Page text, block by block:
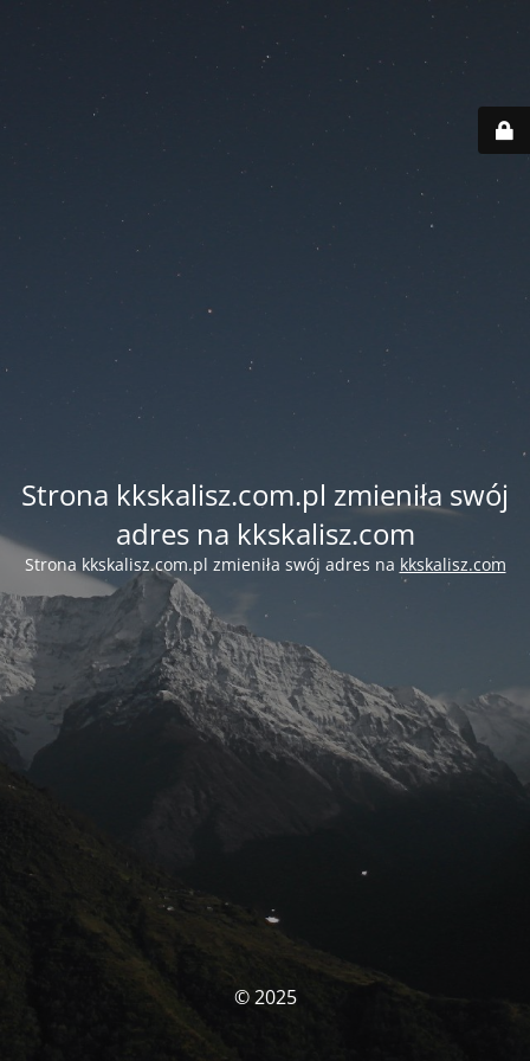
Strona kkskalisz.com.pl zmieniła swój
adres na kkskalisz.com
Strona kkskalisz.com.pl zmieniła swój adres na kkskalisz.com
© 2025